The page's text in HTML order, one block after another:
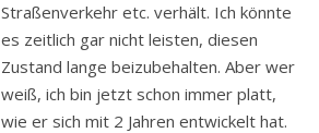
Straßenverkehr etc. verhält. Ich könnte
es zeitlich gar nicht leisten, diesen
Zustand lange beizubehalten. Aber wer
weiß, ich bin jetzt schon immer platt,
wie er sich mit 2 Jahren entwickelt hat.